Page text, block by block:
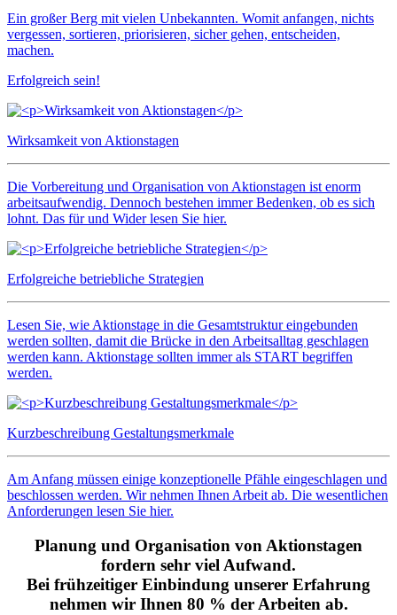
Ein großer Berg mit vielen Unbekannten. Womit anfangen, nichts
vergessen, sortieren, priorisieren, sicher gehen, entscheiden,
machen.
Erfolgreich sein!
Wirksamkeit von Aktionstagen
Die Vorbereitung und Organisation von Aktionstagen ist enorm
arbeitsaufwendig. Dennoch bestehen immer Bedenken, ob es sich
lohnt. Das für und Wider lesen Sie hier.
Erfolgreiche betriebliche Strategien
Lesen Sie, wie Aktionstage in die Gesamtstruktur eingebunden
werden sollten, damit die Brücke in den Arbeitsalltag geschlagen
werden kann. Aktionstage sollten immer als START begriffen
werden.
Kurzbeschreibung Gestaltungsmerkmale
Am Anfang müssen einige konzeptionelle Pfähle eingeschlagen und
beschlossen werden. Wir nehmen Ihnen Arbeit ab. Die wesentlichen
Anforderungen lesen Sie hier.
Planung und Organisation von Aktionstagen
fordern sehr viel Aufwand.
Bei frühzeitiger Einbindung unserer Erfahrung
nehmen wir Ihnen 80 % der Arbeiten ab.